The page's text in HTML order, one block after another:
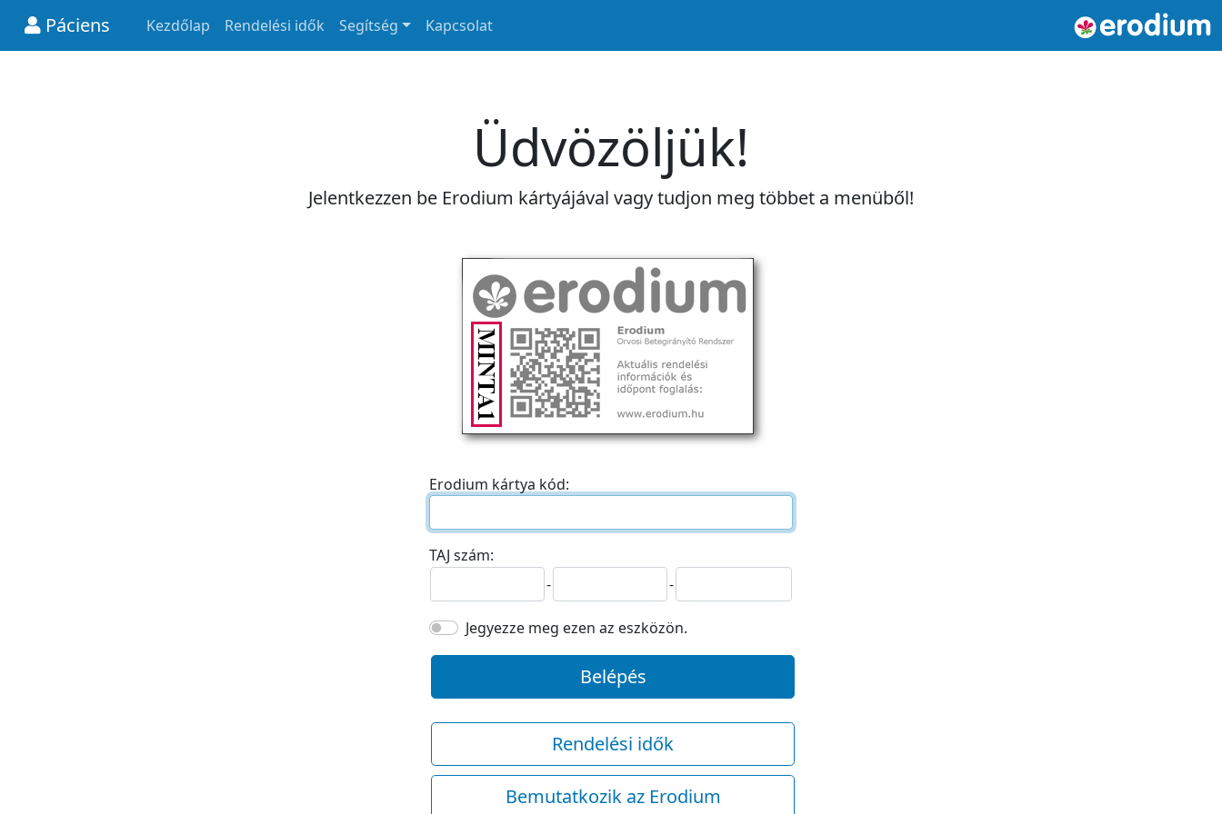
Páciens Kezdőlap Rendelési idők Segítség Kapcsolat
Üdvözöljük!
Jelentkezzen be Erodium kártyájával vagy tudjon meg többet a menüből!
Erodium kártya kód:
TAJ szám:
-
-
Jegyezze meg ezen az eszközön.
Belépés
Rendelési idők
Bemutatkozik az Erodium